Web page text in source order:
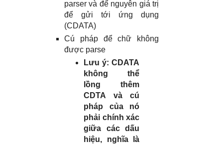
parser và để nguyên giá trị
để gửi tới ứng dụng
(CDATA)
Cú pháp để chữ không
được parse
Lưu ý: CDATA
không thể
lồng thêm
CDTA và cú
pháp của nó
phải chính xác
giữa các dấu
hiệu, nghĩa là